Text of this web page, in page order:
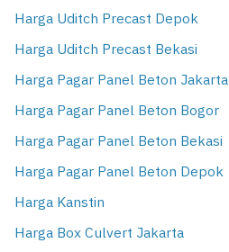
Harga Uditch Precast Depok
Harga Uditch Precast Bekasi
Harga Pagar Panel Beton Jakarta
Harga Pagar Panel Beton Bogor
Harga Pagar Panel Beton Bekasi
Harga Pagar Panel Beton Depok
Harga Kanstin
Harga Box Culvert Jakarta